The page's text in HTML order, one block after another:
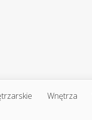
Wnętrza